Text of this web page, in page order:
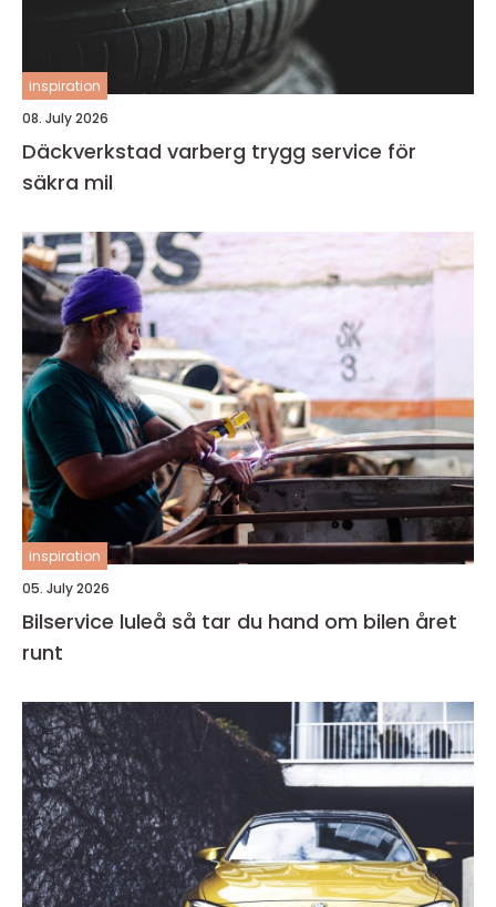
inspiration
08. July 2026
Däckverkstad varberg trygg service för
säkra mil
inspiration
05. July 2026
Bilservice luleå så tar du hand om bilen året
runt